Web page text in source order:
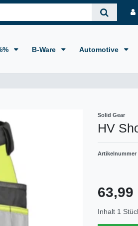
B-Ware Automotive
Solid Gear
HV
Artikelnummer
63,99
Inhalt 1